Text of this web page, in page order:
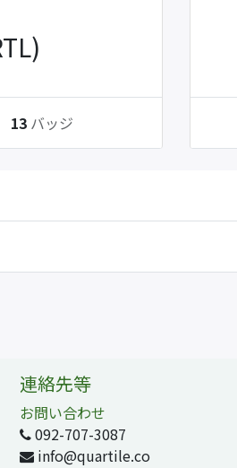
13 バッジ
連絡先等
お問い合わせ
092-707-3087
info@quartile.co